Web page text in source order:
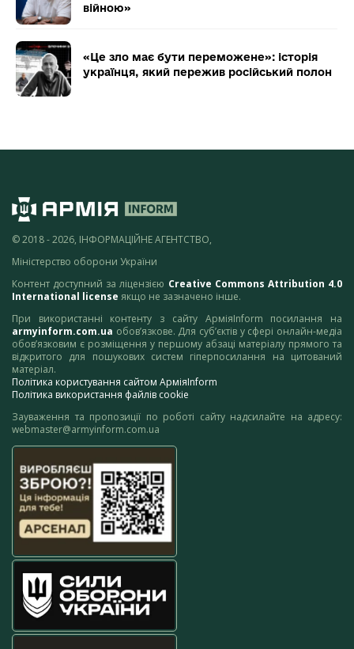
війною»
«Це зло має бути переможене»: історія
українця, який пережив російський полон
© 2018 - 2026, ІНФОРМАЦІЙНЕ АГЕНТСТВО,
Міністерство оборони України
Контент доступний за ліцензією Creative Commons Attribution 4.0
International license якщо не зазначено інше.
При використанні контенту з сайту АрміяInform посилання на
armyinform.com.ua обов’язкове. Для суб’єктів у сфері онлайн-медіа
обов’язковим є розміщення у першому абзаці матеріалу прямого та
відкритого для пошукових систем гіперпосилання на цитований
матеріал.
Політика користування сайтом АрміяInform
Політика використання файлів cookie
Зауваження та пропозиції по роботі сайту надсилайте на адресу:
webmaster@armyinform.com.ua